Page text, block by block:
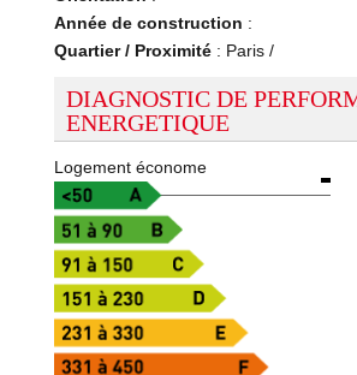
Année de construction :
Quartier / Proximité: Paris /
DIAGNOSTIC DE
ENERGETIQUE
Logement économe